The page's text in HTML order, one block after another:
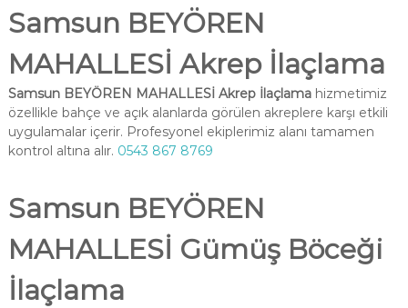
Samsun BEYÖREN
MAHALLESİ Akrep İlaçlama
Samsun BEYÖREN MAHALLESİ Akrep İlaçlamahizmetimiz
özellikle bahçe ve açık alanlarda görülen akreplere karşı etkili
uygulamalar içerir. Profesyonel ekiplerimiz alanı tamamen
kontrol altına alır. 0543 867 8769
Samsun BEYÖREN
MAHALLESİ Gümüş Böceği
İlaçlama